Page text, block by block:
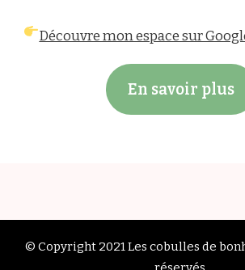
Découvre mon espace sur
En savoir plus
© Copyright 2021Les cobulles de